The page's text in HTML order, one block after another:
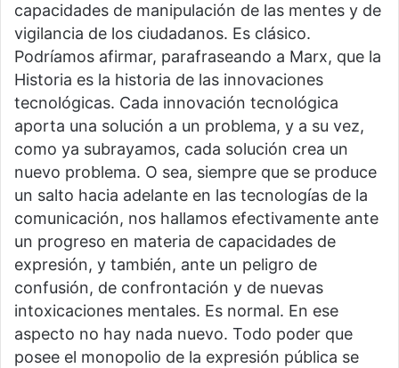
capacidades de manipulación de las mentes y de
vigilancia de los ciudadanos. Es clásico.
Podríamos afirmar, parafraseando a Marx, que la
Historia es la historia de las innovaciones
tecnológicas. Cada innovación tecnológica
aporta una solución a un problema, y a su vez,
como ya subrayamos, cada solución crea un
nuevo problema. O sea, siempre que se produce
un salto hacia adelante en las tecnologías de la
comunicación, nos hallamos efectivamente ante
un progreso en materia de capacidades de
expresión, y también, ante un peligro de
confusión, de confrontación y de nuevas
intoxicaciones mentales. Es normal. En ese
aspecto no hay nada nuevo. Todo poder que
posee el monopolio de la expresión pública se